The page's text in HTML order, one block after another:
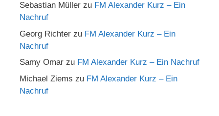
Sebastian Müller zu FM Alexander Kurz – Ein
Nachruf
Georg Richter zu FM Alexander Kurz – Ein
Nachruf
Samy Omar zu FM Alexander Kurz – Ein Nachruf
Michael Ziems zu FM Alexander Kurz – Ein
Nachruf